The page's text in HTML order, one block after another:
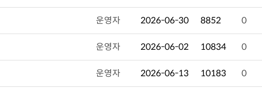
운영자 2026-06-30 8852 0
운영자 2026-06-02 10834 0
운영자 2026-06-13 10183 0